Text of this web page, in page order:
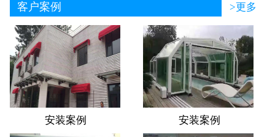
客户案例 >更多
安装案例 安装案例